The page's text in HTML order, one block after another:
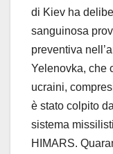
di Kiev ha
sanguinosa
preventiva
Yelenovka, che
ucraini,
è stato colpito
sistema
HIMARS.